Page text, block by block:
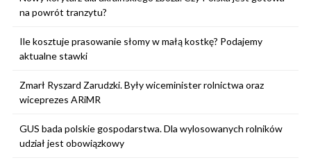
na powrót tranzytu?
Ile kosztuje prasowanie słomy w małą kostkę? Podajemy
aktualne stawki
Zmarł Ryszard Zarudzki. Były wiceminister rolnictwa oraz
wiceprezes ARiMR
GUS bada polskie gospodarstwa. Dla wylosowanych rolników
udział jest obowiązkowy